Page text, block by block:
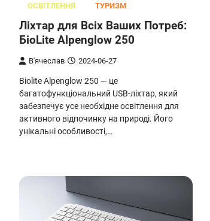
ОСВІТЛЕННЯ ТУРИЗМ
Ліхтар для Всіх Ваших Потреб:
БіоLite Alpenglow 250
В'ячеслав 2024-06-27
Biolite Alpenglow 250 — це
багатофункціональний USB-ліхтар, який
забезпечує усе необхідне освітлення для
активного відпочинку на природі. Його
унікальні особливості,…